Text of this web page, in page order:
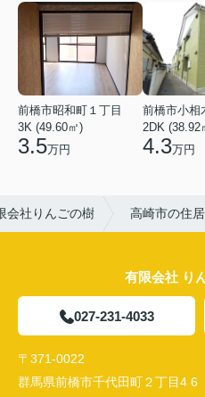
前橋市昭和町１丁目
3K (49.60㎡)
3.5万円
前橋市小相
2DK (38.92
4.3万円
会社りんごの樹 高崎市の住
有限会社 り
027-231-4033
〒371-0022
群馬県前橋市千代田町２丁目4 6